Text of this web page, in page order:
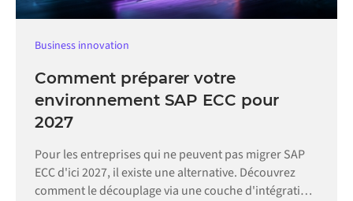
Business innovation
Comment préparer votre
environnement SAP ECC pour
2027
Pour les entreprises qui ne peuvent pas migrer SAP
ECC d'ici 2027, il existe une alternative. Découvrez
comment le découplage via une couche d'intégration